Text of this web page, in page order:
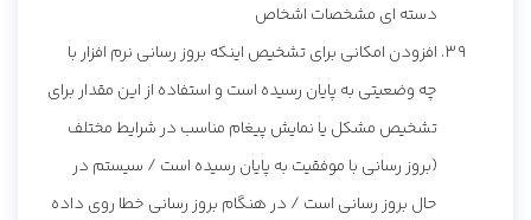
دسته ای مشخصات اشخاص
افزودن امکانی برای تشخیص اینکه بروز رسانی نرم افزار با
چه وضعیتی به پایان رسیده است و استفاده از این مقدار برای
تشخیص مشکل یا نمایش پیغام مناسب در شرایط مختلف
(بروز رسانی با موفقیت به پایان رسیده است / سیستم در
حال بروز رسانی است / در هنگام بروز رسانی خطا روی داده